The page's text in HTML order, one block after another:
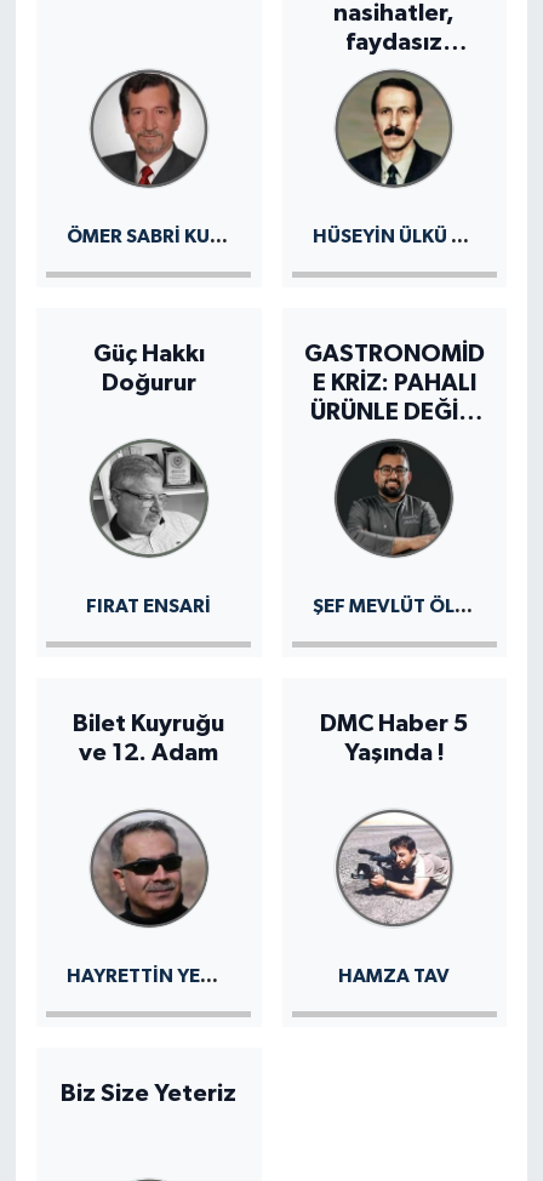
ÖMER SABRI KURŞUN
nasihatler,
faydasız
sözler..
HÜSEYIN ÜLKÜ KORKMAZ
Güç Hakkı
Doğurur
FIRAT ENSARİ
GASTRONOMİD
E KRİZ: PAHALI
ÜRÜNLE DEĞİL,
ZEKİ MUTFAKLA
ÇÖZÜLÜR
ŞEF MEVLÜT ÖLMEZ
Bilet Kuyruğu
ve 12. Adam
HAYRETTIN YENEL
DMC Haber 5
Yaşında !
HAMZA TAV
Biz Size Yeteriz
Teknoloji
Asayiş
Resmi İlan